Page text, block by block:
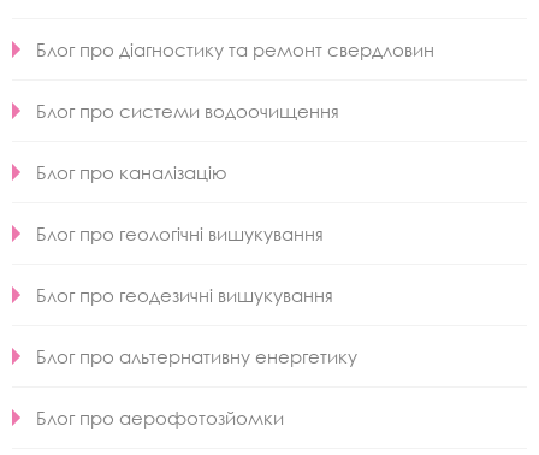
Блог про діагностику та ремонт свердловин
Блог про системи водоочищення
Блог про каналізацію
Блог про геологічні вишукування
Блог про геодезичні вишукування
Блог про альтернативну енергетику
Блог про аерофотозйомки